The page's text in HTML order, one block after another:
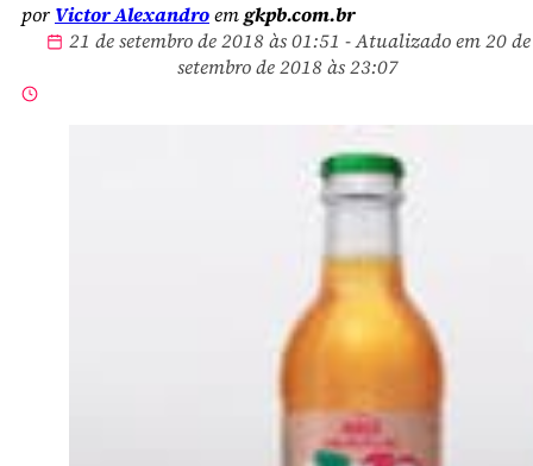
por Victor Alexandroemgkpb.com.br
21 de setembro de 2018 às 01:51 - Atualizado em 20 de
setembro de 2018 às 23:07